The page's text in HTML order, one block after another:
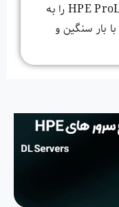
این ویژگی‌ها، HPE ProLiant ML350 Gen10 را به
بار سنگین و